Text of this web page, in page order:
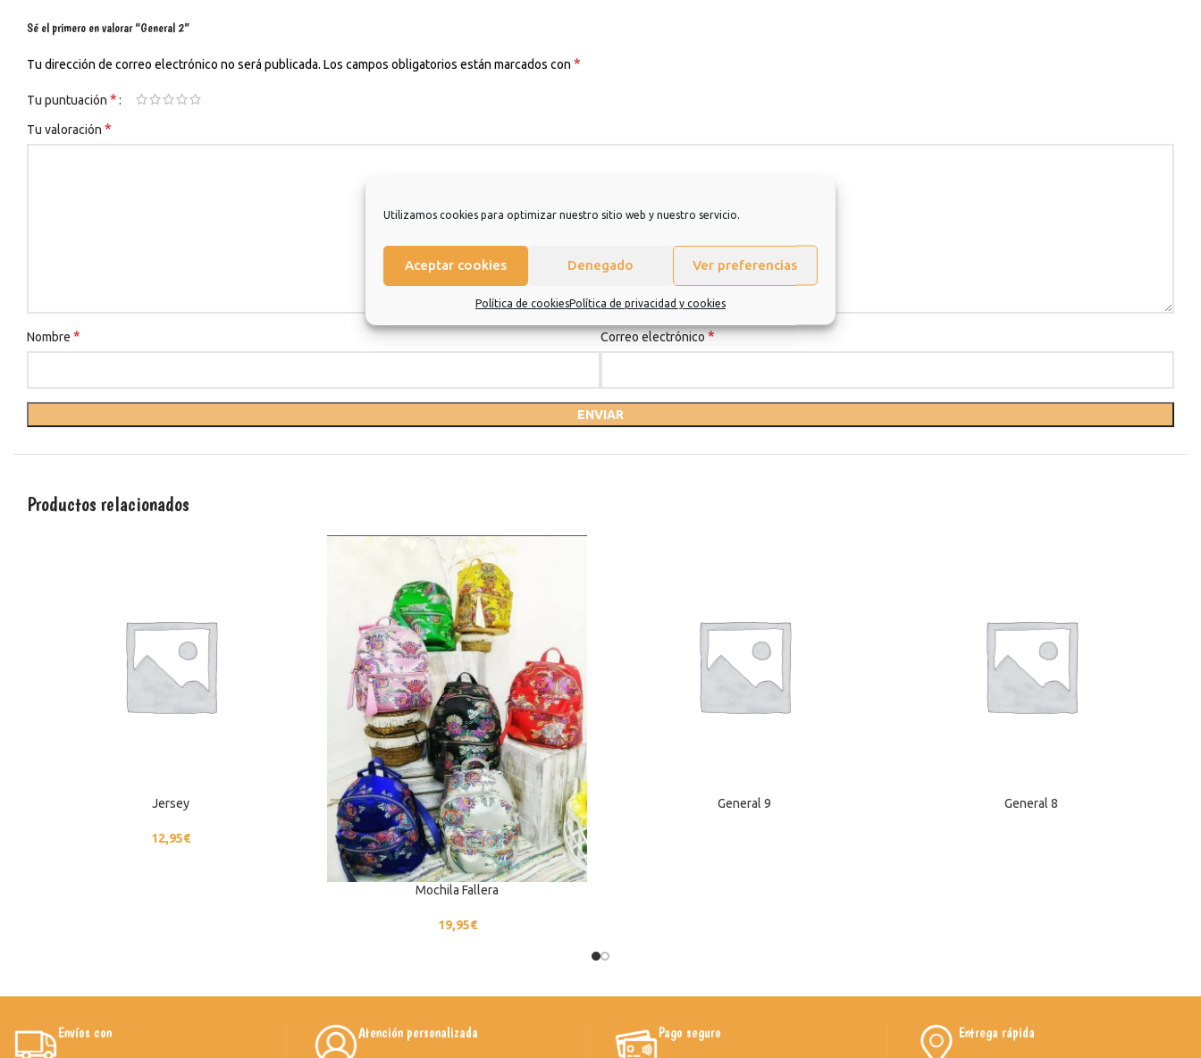
Utilizamos cookies para optimizar nuestro sitio web y nuestro servicio.
Aceptar cookies Denegado Ver preferencias
Política de cookiesPolítica de privacidad y cookies
Sé el primero en valorar “General 2”
Tu dirección de correo electrónico no será publicada. Los campos obligatorios están marcados con *
Tu puntuación *
Tu valoración *
Nombre * Correo electrónico*
Productos relacionados
Jersey
12,95€
Mochila Fallera
19,95€
General 9 General 8
Envíos con Atención personalizada Pago seguro Entrega rápida